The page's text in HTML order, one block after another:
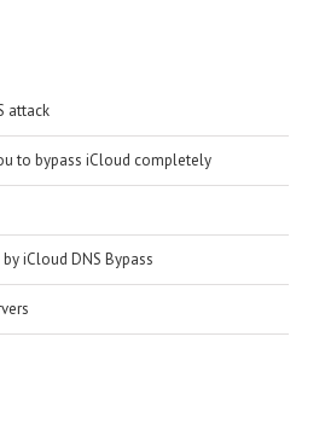
attack
to bypass iCloud completely
iCloud DNS Bypass